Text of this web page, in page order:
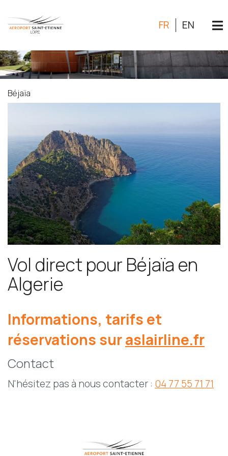
FR EN
Béjaïa
Vol direct pour Béjaïa en
Algerie
Informations, tarifs et
réservations suraslairline.fr
Contact
N'hésitez pas à nous contacter : 04 77 55 71 71